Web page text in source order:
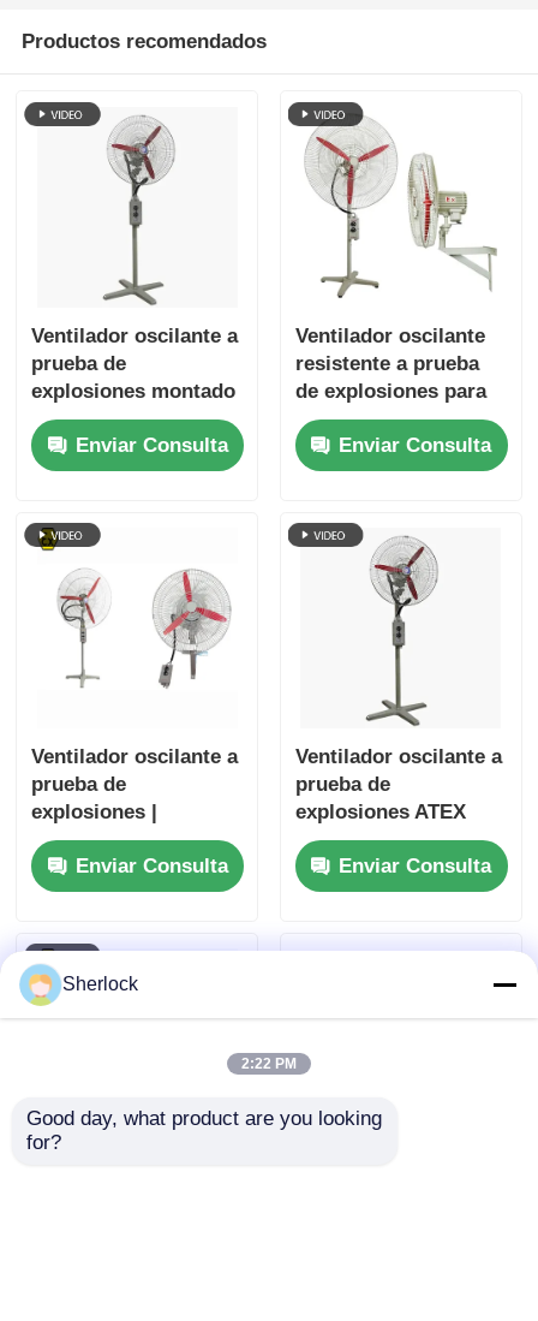
Productos recomendados
Ventilador oscilante a
prueba de
explosiones montado
en la pared para
ubicaciones
peligrosas
Enviar Consulta
Ventilador oscilante
resistente a prueba
de explosiones para
áreas industriales
peligrosas
Enviar Consulta
Ventilador oscilante a
prueba de
explosiones |
Ventilador de
refrigeración para
zonas industriales
Enviar Consulta
Ventilador oscilante a
prueba de
explosiones ATEX
para áreas de Zona 1
y Zona 2Enviar Consulta
Sherlock
2:22 PM
Good day, what product are you looking
for?